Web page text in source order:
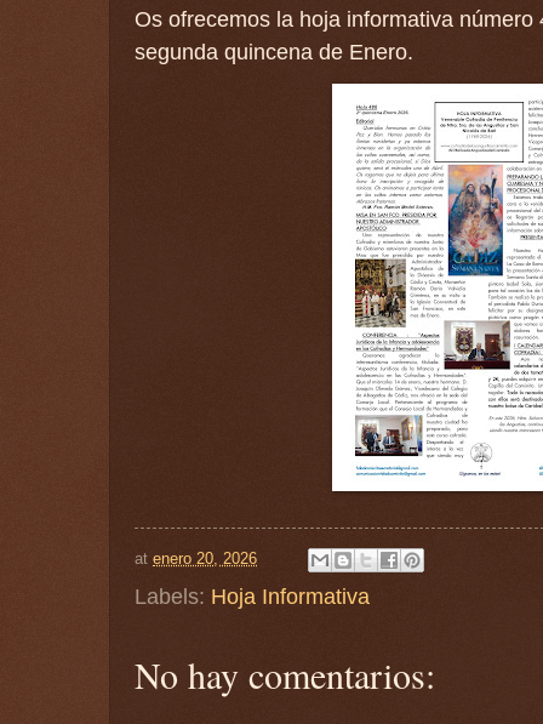
Os ofrecemos la hoja informativa
segunda quincena de Enero.
at enero 20, 2026
Labels: Hoja Informativa
No hay comentarios: